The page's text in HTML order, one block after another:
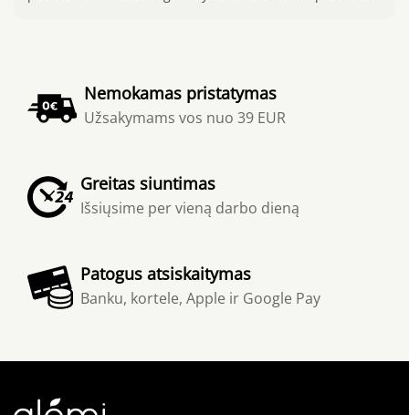
Nemokamas pristatymas
Užsakymams vos nuo 39 EUR
Greitas siuntimas
Išsiųsime per vieną darbo dieną
Patogus atsiskaitymas
Banku, kortele, Apple ir Google Pay